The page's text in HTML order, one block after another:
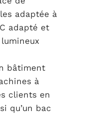
adaptée à
adapté et
lumineux
bâtiment
à
clients en
qu’un bac